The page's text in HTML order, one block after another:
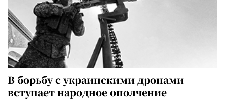
В борьбу с украинскими дронами
вступает народное ополчение